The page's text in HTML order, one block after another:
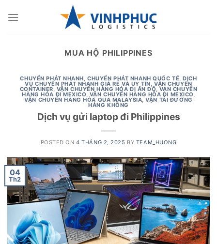
MUA HỘ PHILIPPINES
CHUYỂN PHÁT NHANH,CHUYỂN PHÁT NHANH QUỐC TẾ,DỊCH
VỤ CHUYỂN PHÁT NHANH GIÁ RẺ VÀ UY TÍN,VẬN CHUYỂN
CONTAINER, VẬN CHUYỂN HÀNG HÓA ĐI ẤN ĐỘ, VẠN CHUYỂN
HÀNG HÓA ĐI MEXICO, VẬN CHUYỂN HÀNG HÓA ĐI MEXICO,
VẬN CHUYỂN HÀNG HÓA QUA MALAYSIA,VẬN TẢI ĐƯỜNG
HÀNG KHÔNG
Dịch vụ gửi laptop đi Philippines
POSTED ON4 THÁNG 2, 2025 BY TEAM_HUONG
04
Th2